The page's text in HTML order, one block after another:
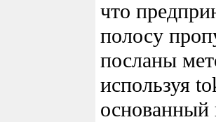
что
полосу
посланы
используя
основанный